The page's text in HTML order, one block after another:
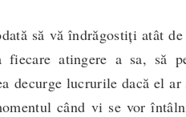
să vă îndrăgostiți atât de
atingere a sa, să
decurge lucrurile dacă el
când vi se vor